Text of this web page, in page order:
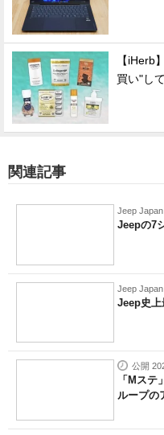
【iHerb
買い"し
関連記事
Jeep Japan
Jeepの7
Jeep Japan
Jeep史
公開
「Mス
ループの